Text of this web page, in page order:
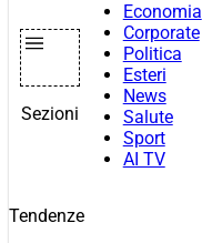
Sezioni
Economia
Corporate
Politica
Esteri
News
Salute
Sport
AI TV
Tendenze